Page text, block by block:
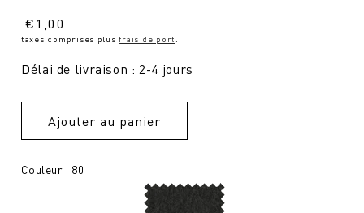
Prix
normal
€1,00
taxes comprises plusfrais de port
Délai de livraison : 2-4 jours
Ajouter au panier
Couleur : 80